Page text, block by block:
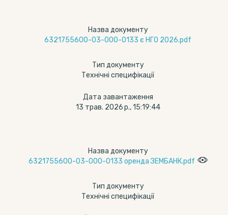
Назва документу
6321755600-03-000-0133 є НГО 2026.pdf
Тип документу
Технічні специфікації
Дата завантаження
13 трав. 2026 р., 15:19:44
Назва документу
6321755600-03-000-0133 оренда ЗЕМБАНК.pdf
Тип документу
Технічні специфікації